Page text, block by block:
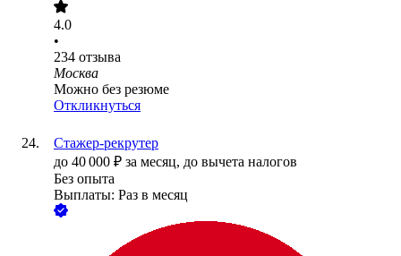
4.0
•
234 отзыва
Москва
Можно без резюме
Откликнуться
Стажер-рекрутер
до 40 000 ₽ за месяц, до вычета налогов
Без опыта
Выплаты: Раз в месяц